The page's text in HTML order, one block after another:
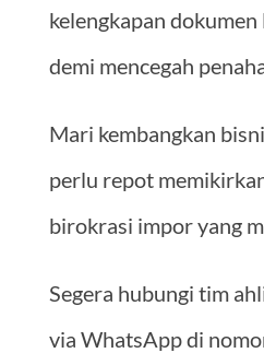
kelengkapan
demi mencegah
Mari kembangkan
perlu repot
birokrasi impor yang
Segera hubungi tim
via WhatsApp di